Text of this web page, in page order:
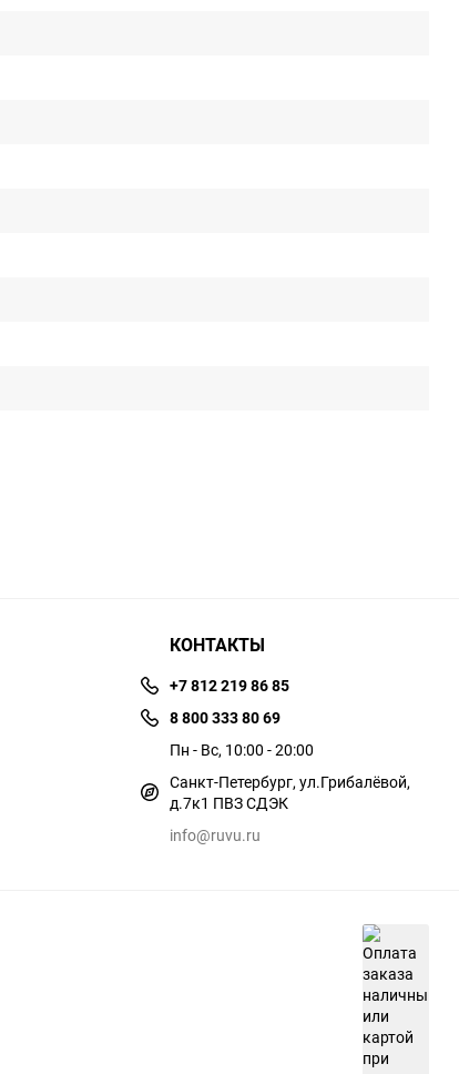
КОНТАКТЫ
+7 812 219 86 85
8 800 333 80 69
Пн - Вс, 10:00 - 20:00
Санкт-Петербург, ул.​​Грибалёвой,
д.7к1 ПВЗ СДЭК
info@ruvu.ru